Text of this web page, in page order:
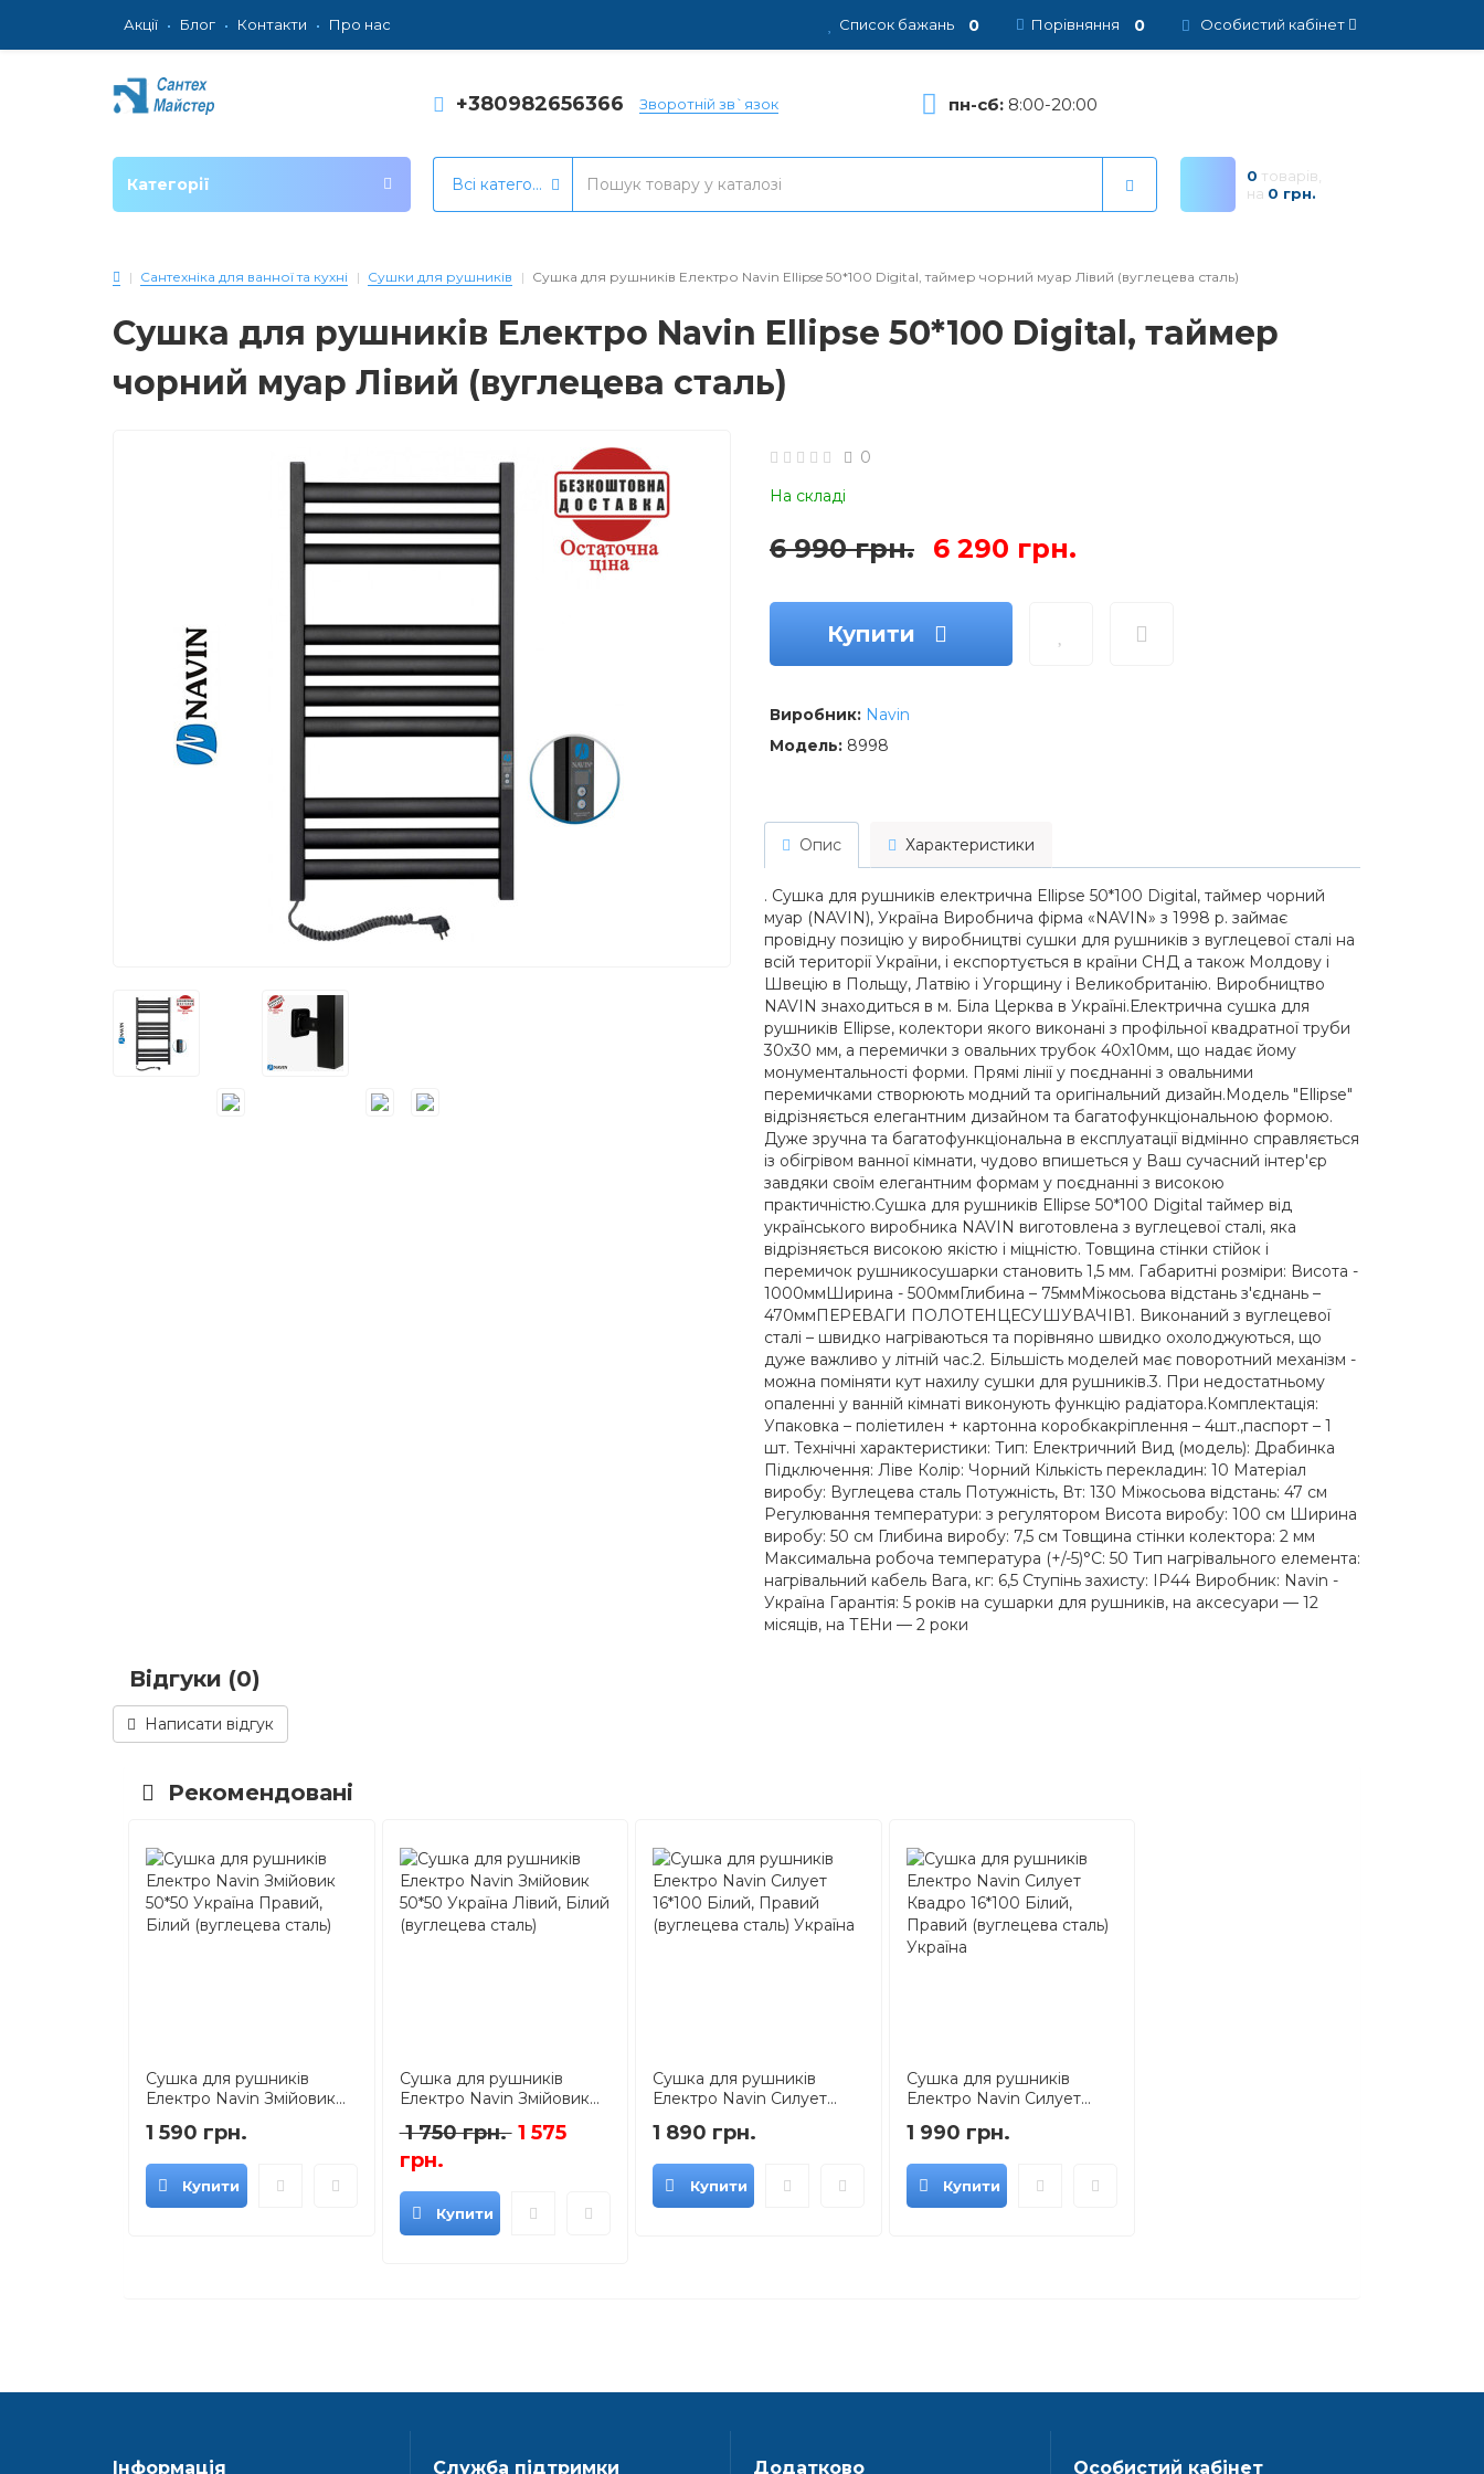
Акції Блог Контакти Про нас Особистий кабінет
Список бажань 0 Порівняння 0
+380982656366 Зворотній зв`язок пн-сб:8:00-20:00
Всі категорії 0 товарів,
на 0 грн.
Категорії
Сантехніка для ванної та кухні Сушки для рушників Сушка для рушників Електро Navin Ellipse 50*100 Digital, таймер чорний муар Лівий (вуглецева сталь)
Сушка для рушників Електро Navin Ellipse 50*100 Digital, таймер
чорний муар Лівий (вуглецева сталь)
0
На складі
6 990 грн. 6 290 грн.
Купити
Виробник: Navin
Модель: 8998
Опис Характеристики
. Сушка для рушників електрична Ellipse 50*100 Digital, таймер чорний
муар (NAVIN), Україна Виробнича фірма «NAVIN» з 1998 р. займає
провідну позицію у виробництві сушки для рушників з вуглецевої сталі на
всій території України, і експортується в країни СНД а також Молдову і
Швецію в Польщу, Латвію і Угорщину і Великобританію. Виробництво
NAVIN знаходиться в м. Біла Церква в Україні.Електрична сушка для
рушників Ellipse, колектори якого виконані з профільної квадратної труби
30х30 мм, а перемички з овальних трубок 40х10мм, що надає йому
монументальності форми. Прямі лінії у поєднанні з овальними
перемичками створюють модний та оригінальний дизайн.Модель "Ellipse"
відрізняється елегантним дизайном та багатофункціональною формою.
Дуже зручна та багатофункціональна в експлуатації відмінно справляється
із обігрівом ванної кімнати, чудово впишеться у Ваш сучасний інтер'єр
завдяки своїм елегантним формам у поєднанні з високою
практичністю.Сушка для рушників Ellipse 50*100 Digital таймер від
українського виробника NAVIN виготовлена з вуглецевої сталі, яка
відрізняється високою якістю і міцністю. Товщина стінки стійок і
перемичок рушникосушарки становить 1,5 мм. Габаритні розміри: Висота -
1000ммШирина - 500ммГлибина – 75ммМіжосьова відстань з'єднань –
470ммПЕРЕВАГИ ПОЛОТЕНЦЕСУШУВАЧІВ1. Виконаний з вуглецевої
сталі – швидко нагріваються та порівняно швидко охолоджуються, що
дуже важливо у літній час.2. Більшість моделей має поворотний механізм -
можна поміняти кут нахилу сушки для рушників.3. При недостатньому
опаленні у ванній кімнаті виконують функцію радіатора.Комплектація:
Упаковка – поліетилен + картонна коробкакріплення – 4шт.,паспорт – 1
шт. Технічні характеристики: Тип: Електричний Вид (модель): Драбинка
Підключення: Ліве Колір: Чорний Кількість перекладин: 10 Матеріал
виробу: Вуглецева сталь Потужність, Вт: 130 Міжосьова відстань: 47 см
Регулювання температури: з регулятором Висота виробу: 100 см Ширина
виробу: 50 см Глибина виробу: 7,5 см Товщина стінки колектора: 2 мм
Максимальна робоча температура (+/-5)°C: 50 Тип нагрівального елемента:
нагрівальний кабель Вага, кг: 6,5 Ступінь захисту: IP44 Виробник: Navin -
Україна Гарантія: 5 років на сушарки для рушників, на аксесуари — 12
місяців, на ТЕНи — 2 роки
Відгуки (0)
Написати відгук
Рекомендовані
Сушка для рушників
Електро Navin Змійовик...
1 590 грн.
Купити
Сушка для рушників
Електро Navin Змійовик...
1 750 грн. 1 575
грн.
Купити
Сушка для рушників
Електро Navin Силует...
1 890 грн.
Купити
Сушка для рушників
Електро Navin Силует...
1 990 грн.
Купити
Інформація Служба підтримки Додатково Особистий кабінет